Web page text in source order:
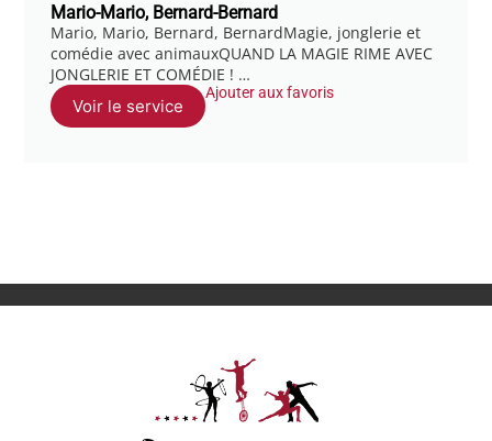
Mario-Mario, Bernard-Bernard
Mario, Mario, Bernard, BernardMagie, jonglerie et
comédie avec animauxQUAND LA MAGIE RIME AVEC
JONGLERIE ET COMÉDIE ! …
Voir le service
Ajouter aux favoris